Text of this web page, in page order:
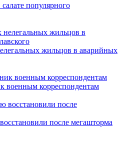
популярного
жильцов в аварийных
военным корреспондентам
после мегашторма